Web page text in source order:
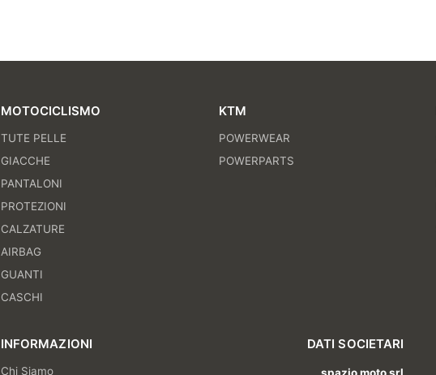
MOTOCICLISMO
TUTE PELLE
GIACCHE
PANTALONI
PROTEZIONI
CALZATURE
AIRBAG
GUANTI
CASCHI
KTM
POWERWEAR
POWERPARTS
INFORMAZIONI
Chi Siamo
DATI SOCIETARI
spazio moto srl